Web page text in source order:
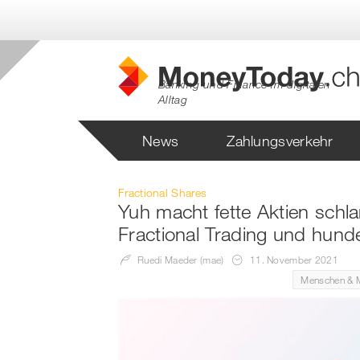
Banking und Finance im digitalen
Alltag
News Zahlungsverkehr
Fractional Shares
Yuh macht fette Aktien
Fractional Trading und
Ruedi Maeder (mae)
11. November 2021
Menschen &
NETZWERKPARTNER
Swiss FinTech
Engagiert für die